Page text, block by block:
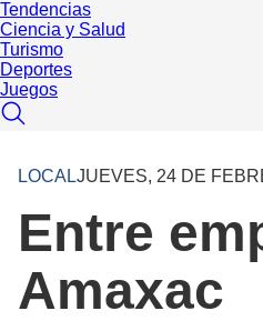
Tendencias
Ciencia y Salud
Turismo
Deportes
Juegos
LOCALJUEVES, 24 DE
Entre
Amaxac